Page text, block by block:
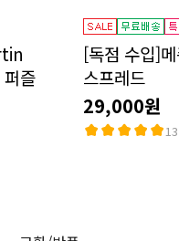
즐
[독점 수입]
스프레드
29,000원
13